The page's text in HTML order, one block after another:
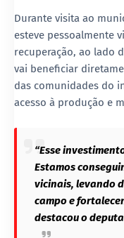
Durante visita ao
esteve pessoalmente
recuperação, ao lado
vai beneficiar
das comunidades do
acesso à produção e
“Esse
Estamos
vicinais, levando
campo e
destacou o